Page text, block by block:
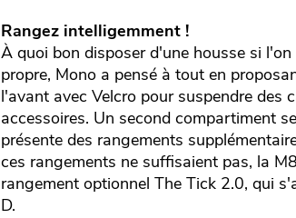
Rangez intelligemment !
À quoi bon disposer d'une housse si
propre, Mono a pensé à tout en
l'avant avec Velcro pour suspendre des
accessoires. Un second compartiment
présente des rangements
ces rangements ne suffisaient pas, la
rangement optionnel The Tick 2.0, qui
D.